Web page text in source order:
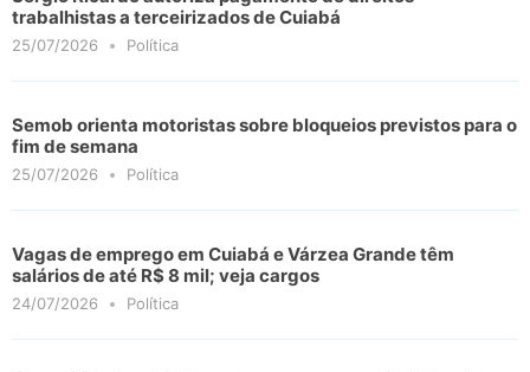
trabalhistas a terceirizados de Cuiabá
25/07/2026 Política
Semob orienta motoristas sobre bloqueios previstos para o
fim de semana
25/07/2026 Política
Vagas de emprego em Cuiabá e Várzea Grande têm
salários de até R$ 8 mil; veja cargos
24/07/2026 Política